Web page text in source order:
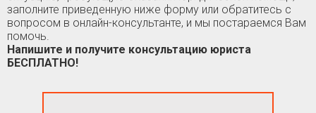
заполните приведенную ниже форму или обратитесь с
вопросом в онлайн-консультанте, и мы постараемся Вам
помочь.
Напишите и получите консультацию юриста
БЕСПЛАТНО!